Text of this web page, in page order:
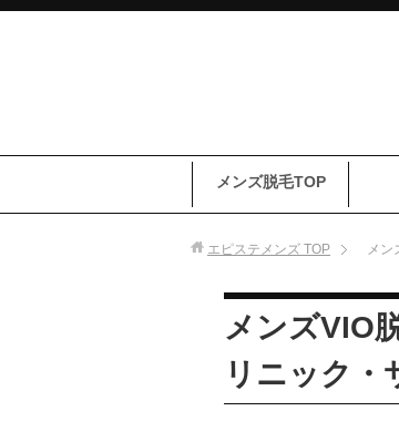
メンズ脱毛TOP
エピステメンズ TOP メン
メンズVIO
リニック・